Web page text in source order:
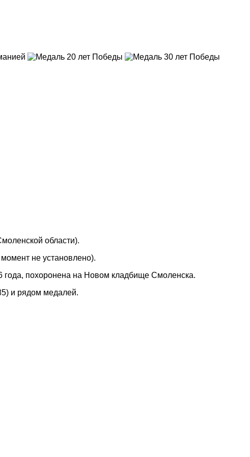
области).
не установлено).
года, похоронена на Новом кладбище Смоленска.
и рядом медалей.